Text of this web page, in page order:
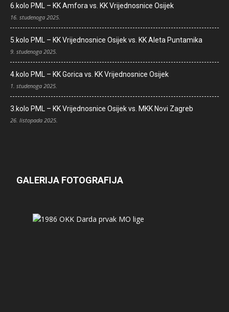
6.kolo PML – KK Amfora vs. KK Vrijednosnice Osijek
16. studenoga 2025.
5.kolo PML – KK Vrijednosnice Osijek vs. KK Aleta Puntamika
9. studenoga 2025.
4.kolo PML – KK Gorica vs. KK Vrijednosnice Osijek
1. studenoga 2025.
3.kolo PML – KK Vrijednosnice Osijek vs. MKK Novi Zagreb
26. listopada 2025.
GALERIJA FOTOGRAFIJA